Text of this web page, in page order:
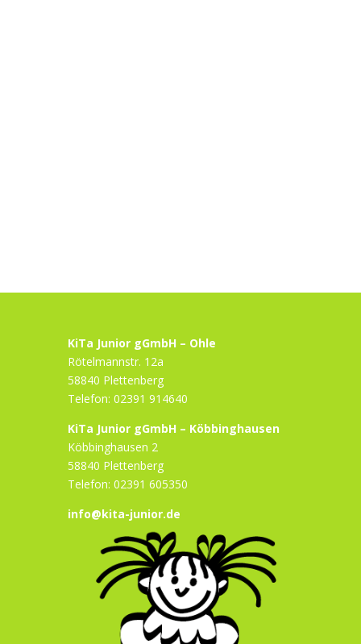
KiTa Junior gGmbH – Ohle
Rötelmannstr. 12a
58840 Plettenberg
Telefon: 02391 914640
KiTa Junior gGmbH – Köbbinghausen
Köbbinghausen 2
58840 Plettenberg
Telefon: 02391 605350
info@kita-junior.de